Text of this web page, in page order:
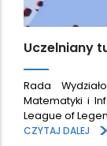
Uczelniany
Rada
Matematyki i
League of
CZYTAJ DALEJ
>